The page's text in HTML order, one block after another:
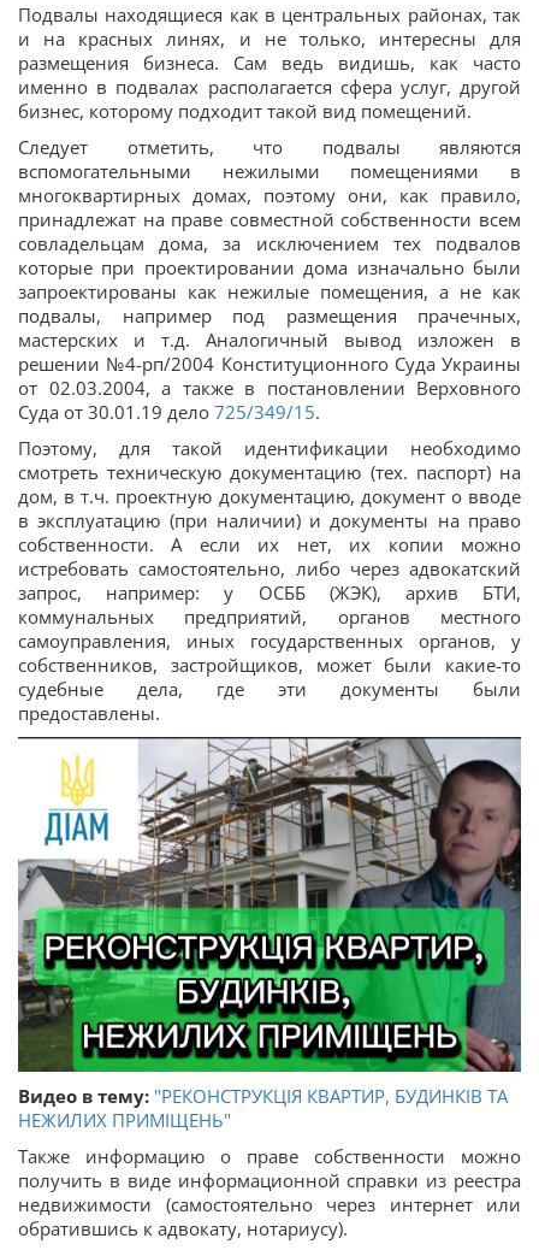
Подвалы находящиеся как в центральных районах, так
и на красных линях, и не только, интересны для
размещения бизнеса. Сам ведь видишь, как часто
именно в подвалах располагается сфера услуг, другой
бизнес, которому подходит такой вид помещений.
Следует отметить, что подвалы являются
вспомогательными нежилыми помещениями в
многоквартирных домах, поэтому они, как правило,
принадлежат на праве совместной собственности всем
совладельцам дома, за исключением тех подвалов
которые при проектировании дома изначально были
запроектированы как нежилые помещения, а не как
подвалы, например под размещения прачечных,
мастерских и т.д. Аналогичный вывод изложен в
решении №4-рп/2004 Конституционного Суда Украины
от 02.03.2004, а также в постановлении Верховного
Суда от 30.01.19 дело 725/349/15.
Поэтому, для такой идентификации необходимо
смотреть техническую документацию (тех. паспорт) на
дом, в т.ч. проектную документацию, документ о вводе
в эксплуатацию (при наличии) и документы на право
собственности. А если их нет, их копии можно
истребовать самостоятельно, либо через адвокатский
запрос, например: у ОСББ (ЖЭК), архив БТИ,
коммунальных предприятий, органов местного
самоуправления, иных государственных органов, у
собственников, застройщиков, может были какие-то
судебные дела, где эти документы были
предоставлены.
Видео в тему: "РЕКОНСТРУКЦІЯ КВАРТИР, БУДИНКІВ ТА
НЕЖИЛИХ ПРИМІЩЕНЬ"
Также информацию о праве собственности можно
получить в виде информационной справки из реестра
недвижимости (самостоятельно через интернет или
обратившись к адвокату, нотариусу).